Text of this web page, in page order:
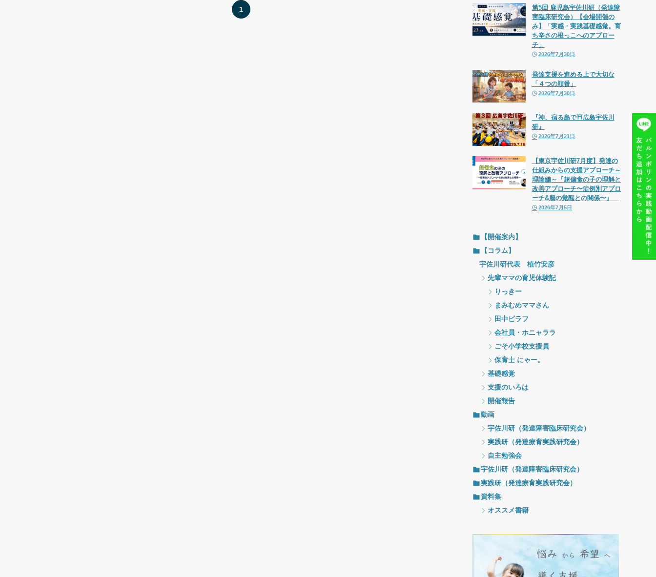
1
第5回 鹿児島宇佐川研（発達障
害臨床研究会）【会場開催の
み】「実感・実践基礎感覚。育
ち辛さの根っこへのアプロー
チ」
2026年7月30日
発達支援を進める上で大切な
「４つの順番」
2026年7月30日
『神、宿る島で⛩広島宇佐川
研』
2026年7月21日
【東京宇佐川研7月度】発達の
仕組みからの支援アプローチ～
理論編～『超偏食の子の理解と
改善アプローチ〜症例別アプロ
ーチ&脳の覚醒との関係〜』
2026年7月5日
【開催案内】
【コラム】
宇佐川研代表 植竹安彦
先輩ママの育児体験記
りっきー
まみむめママさん
田中ピラフ
会社員・ホニャララ
ごそ小学校支援員
保育士 にゃー。
基礎感覚
支援のいろは
開催報告
動画
宇佐川研（発達障害臨床研究会）
実践研（発達療育実践研究会）
自主勉強会
宇佐川研（発達障害臨床研究会）
実践研（発達療育実践研究会）
資料集
オススメ書籍